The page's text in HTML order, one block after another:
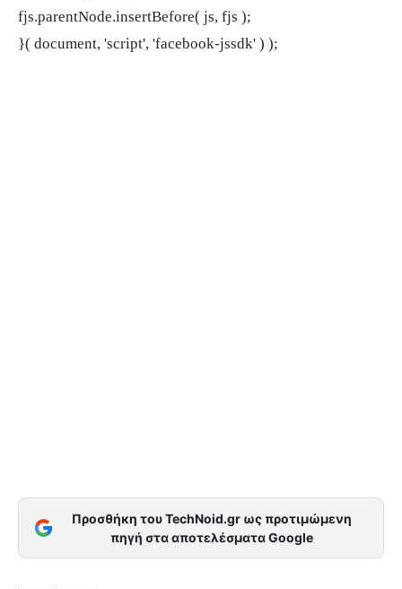
fjs.parentNode.insertBefore( js, fjs );
}( document, 'script', 'facebook-jssdk' ) );
Προσθήκη του TechNoid.gr ως προτιμώμενη
πηγή στα αποτελέσματα Google